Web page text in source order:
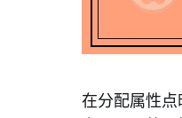
在分配属性